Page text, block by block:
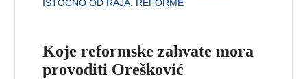
ISTOČNO OD RAJA REFORME
Koje reformske zahvate mora
provoditi Orešković